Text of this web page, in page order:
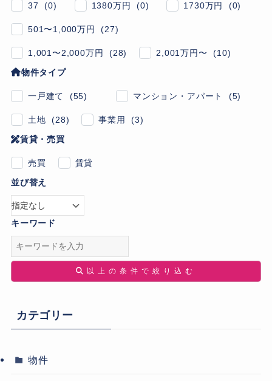
37 (0) 1380万円 (0) 1730万円 (0)
501〜1,000万円 (27)
1,001〜2,000万円 (28) 2,001万円〜 (10)
物件タイプ
一戸建て (55) マンション・アパート (5)
土地 (28) 事業用 (3)
賃貸・売買
売買 賃貸
並び替え
キーワード
以上の条件で絞り込む
カテゴリー
物件